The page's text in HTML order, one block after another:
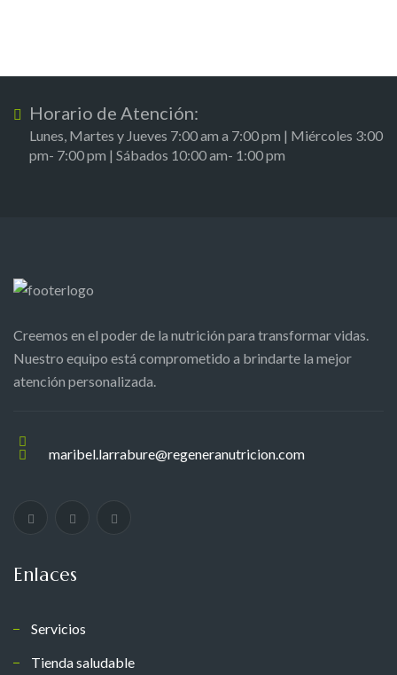
Horario de Atención:
Lunes, Martes y Jueves 7:00 am a 7:00 pm | Miércoles 3:00
pm- 7:00 pm | Sábados 10:00 am- 1:00 pm
Creemos en el poder de la nutrición para transformar vidas.
Nuestro equipo está comprometido a brindarte la mejor
atención personalizada.
maribel.larrabure@regeneranutricion.com
Enlaces
Servicios
Tienda saludable